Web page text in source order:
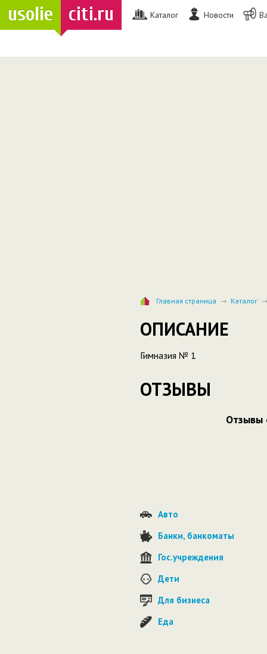
usolie citi.ru Каталог Новости
Главная страница Каталог
ОПИСАНИЕ
Гимназия № 1
ОТЗЫВЫ
Отзывы
Авто
Банки, банкоматы
Гос.учреждения
Дети
Для бизнеса
Еда